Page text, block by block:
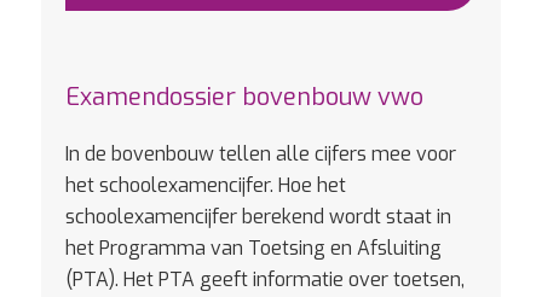
Examendossier bovenbouw vwo
In de bovenbouw tellen alle cijfers mee voor
het schoolexamencijfer. Hoe het
schoolexamencijfer berekend wordt staat in
het Programma van Toetsing en Afsluiting
(PTA). Het PTA geeft informatie over toetsen,